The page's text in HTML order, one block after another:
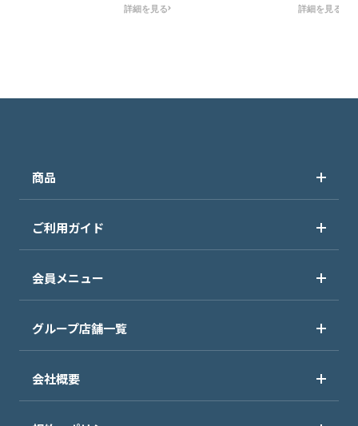
詳細を見る 詳細を見る
商品
ご利用ガイド
会員メニュー
グループ店舗一覧
会社概要